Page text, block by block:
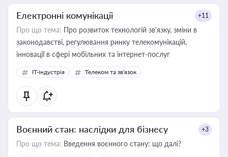
Електронні комунікації +11
Про що тема: Про розвиток технологій зв'язку, зміни в
законодавстві, регулювання ринку телекомунікацій,
інновації в сфері мобільних та інтернет-послуг
IT-індустрія Телеком та зв'язок
Воєнний стан: наслідки для бізнесу +3
Про що тема: Введення воєнного стану: що далі?